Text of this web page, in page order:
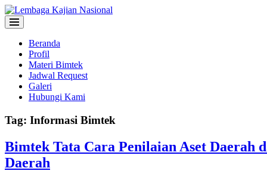
Beranda
Profil
Materi Bimtek
Jadwal Request
Galeri
Hubungi Kami
Tag: Informasi Bimtek
Bimtek Tata Cara Penilaian Aset Daerah
Daerah